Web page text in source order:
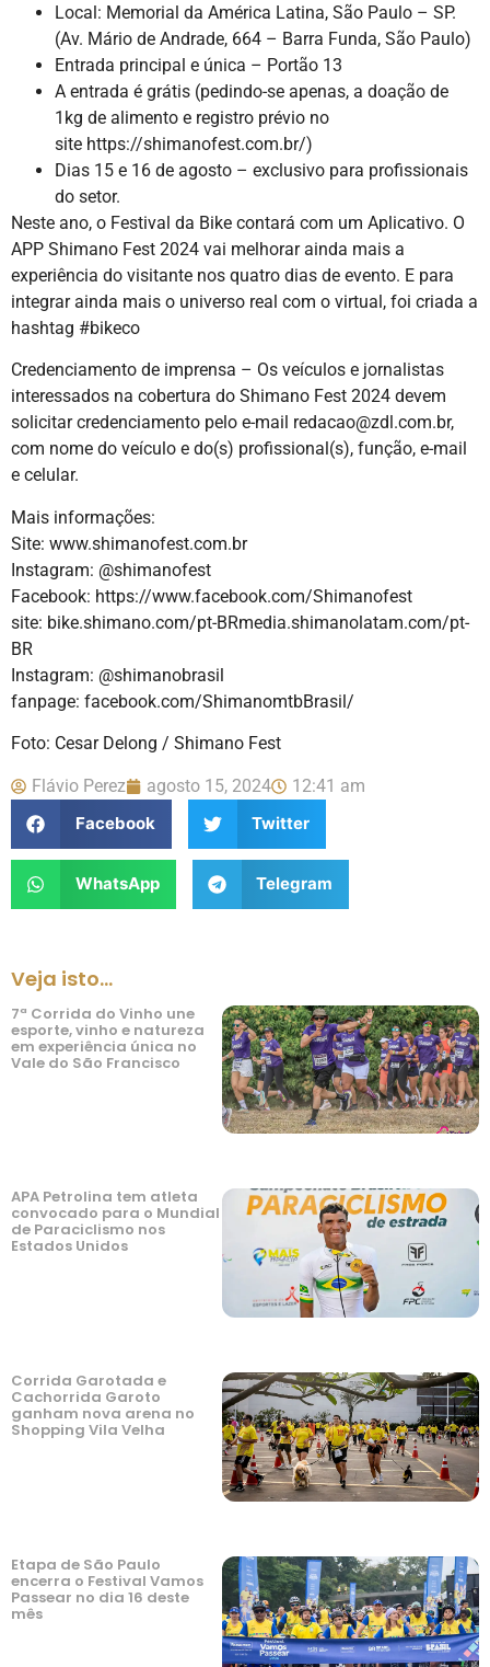
Local: Memorial da América Latina, São Paulo – SP.
(Av. Mário de Andrade, 664 – Barra Funda, São Paulo)
Entrada principal e única – Portão 13
A entrada é grátis (pedindo-se apenas, a doação de
1kg de alimento e registro prévio no
site https://shimanofest.com.br/)
Dias 15 e 16 de agosto – exclusivo para profissionais
do setor.
Neste ano, o Festival da Bike contará com um Aplicativo. O
APP Shimano Fest 2024 vai melhorar ainda mais a
experiência do visitante nos quatro dias de evento. E para
integrar ainda mais o universo real com o virtual, foi criada a
hashtag #bikeco
Credenciamento de imprensa – Os veículos e jornalistas
interessados na cobertura do Shimano Fest 2024 devem
solicitar credenciamento pelo e-mail redacao@zdl.com.br,
com nome do veículo e do(s) profissional(s), função, e-mail
e celular.
Mais informações:
Site: www.shimanofest.com.br
Instagram: @shimanofest
Facebook: https://www.facebook.com/Shimanofest
site: bike.shimano.com/pt-BRmedia.shimanolatam.com/pt-
BR
Instagram: @shimanobrasil
fanpage: facebook.com/ShimanomtbBrasil/
Foto: Cesar Delong / Shimano Fest
Flávio Perez agosto 15, 2024
12:41 am
Facebook
Twitter
WhatsApp Telegram
Veja isto...
7ª Corrida do Vinho une
esporte, vinho e natureza
em experiência única no
Vale do São Francisco
APA Petrolina tem atleta
convocado para o Mundial
de Paraciclismo nos
Estados Unidos
Corrida Garotada e
Cachorrida Garoto
ganham nova arena no
Shopping Vila Velha
Etapa de São Paulo
encerra o Festival Vamos
Passear no dia 16 deste
mês